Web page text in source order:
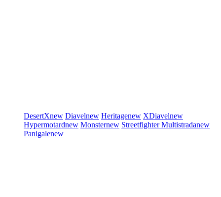
DesertXnew Diavelnew Heritagenew XDiavelnew
Hypermotardnew Monsternew StreetfighterMultistradanew
Panigalenew